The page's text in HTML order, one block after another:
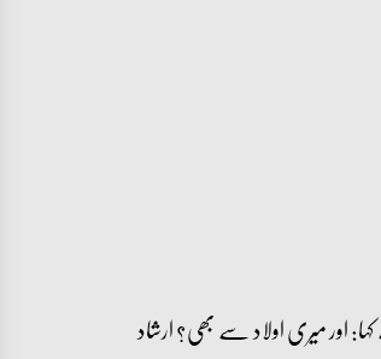
اور میری اولاد سے بھی؟ ارشاد